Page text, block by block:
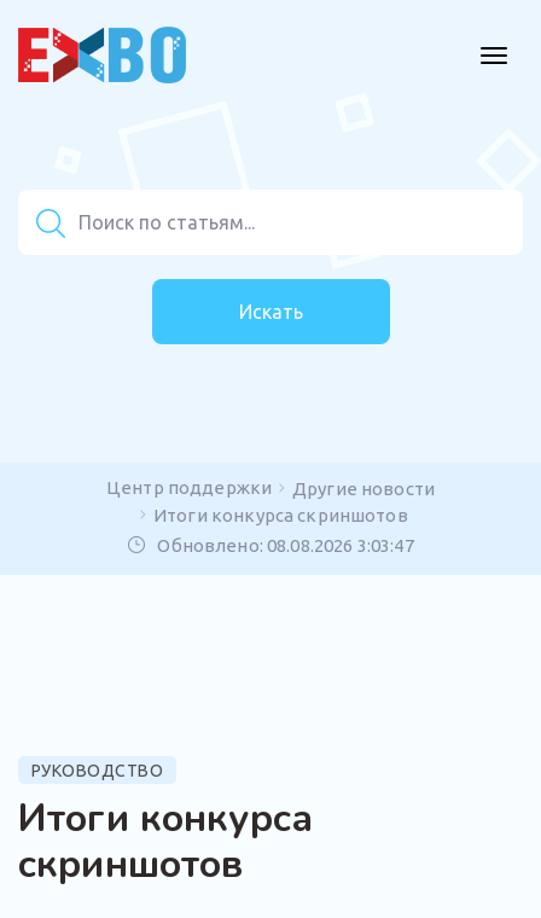
Искать
Центр поддержки
Другие новости
Итоги конкурса скриншотов
Обновлено: 08.08.2026 3:03:47
РУКОВОДСТВО
Итоги конкурса
скриншотов